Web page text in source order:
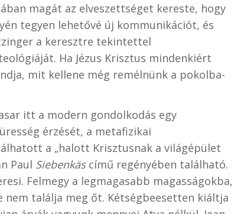
magát az elveszettséget kereste, hogy
tegyen lehetővé új kommunikációt, és
a keresztre tekintettel
Ha Jézus Krisztus mindenkiért
mit kellene még remélnünk a pokolba-
itt a modern gondolkodás egy
érzését, a metafizikai
a „halott Krisztusnak a világépület
Paul Siebenkäscímű regényében található.
Felmegy a legmagasabb magasságokba,
nem találja meg őt. Kétségbeesetten kiáltja